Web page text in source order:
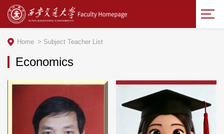
Economics
Home > Subject Teacher List